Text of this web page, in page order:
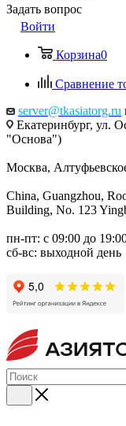
Задать вопрос
Войти
Корзина0
Сравнение
server@tkasiatorg.ru
Екатеринбург, ул.
"Основа")
Москва,
China, Guangzhou,
Building, No. 123
пн-пт: с 09:00 до
сб-вс: выходной день